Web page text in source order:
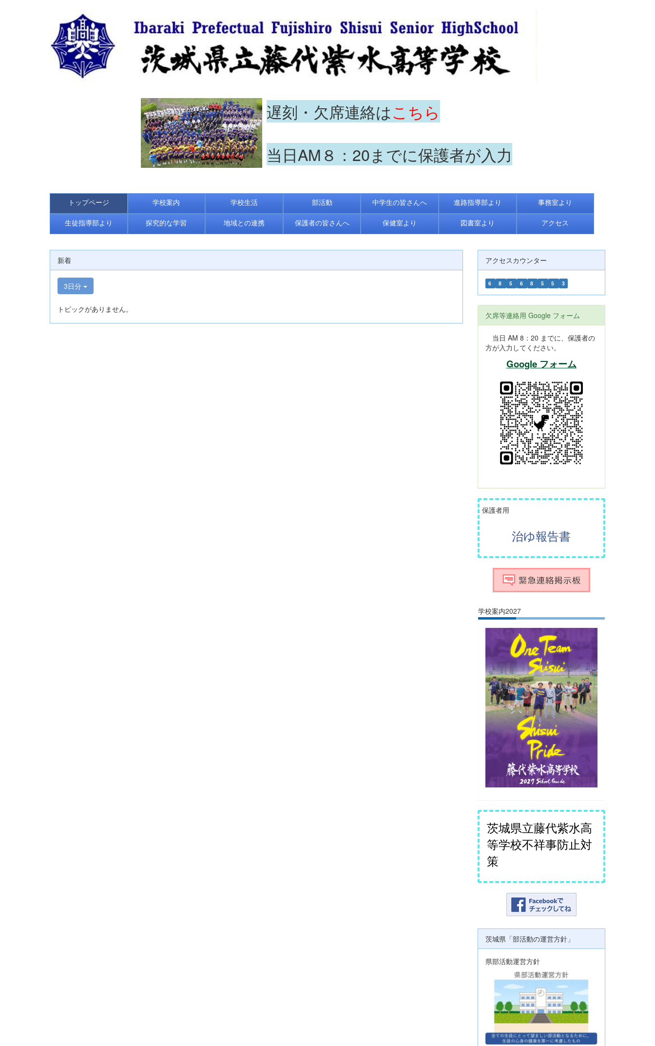
遅刻・欠席連絡はこちら
当日AM８：20までに保護者が入力
トップページ 学校案内 学校生活 部活動 中学生の皆さんへ 進路指導部より 事務室より
生徒指導部より 探究的な学習 地域との連携 保護者の皆さんへ 保健室より 図書室より アクセス
新着
3日分
トピックがありません。
アクセスカウンター
6 8 5 6 8 5 5 3
欠席等連絡用 Google フォーム
当日 AM 8：20 までに、保護者の
方が入力してください。
Google フォーム
保護者用
治ゆ報告書
学校案内2027
茨城県立藤代紫水高
等学校不祥事防止対
策
茨城県「部活動の運営方針」
県部活動運営方針